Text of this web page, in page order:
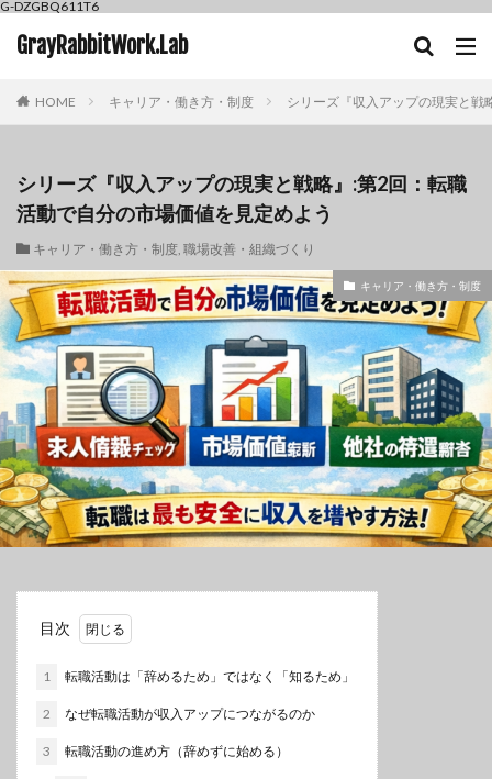
G-DZGBQ611T6
GrayRabbitWork.Lab
HOME キャリア・働き方・制度 シリーズ『収入アップの現実と
シリーズ『収入アップの現実と戦略』:第2回：転職
活動で自分の市場価値を見定めよう
キャリア・働き方・制度, 職場改善・組織づくり
キャリア・働き方・制度
目次
1 転職活動は「辞めるため」ではなく「知るため」
2 なぜ転職活動が収入アップにつながるのか
3 転職活動の進め方（辞めずに始める）